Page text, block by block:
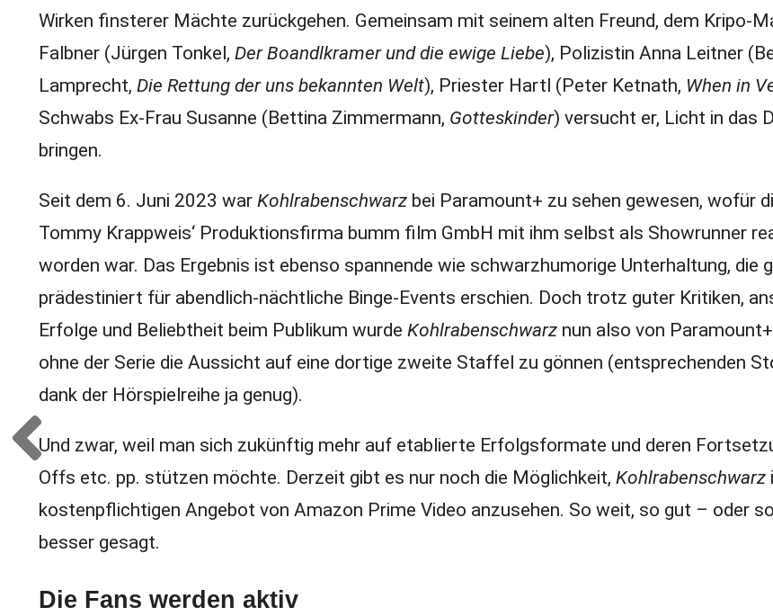
Wirken finsterer Mächte zurückgehen. Gemeinsam mit seinem alten Freund, dem Kripo-
Falbner (Jürgen Tonkel, Der Boandlkramer und die ewige Liebe), Polizistin Anna Leitner
Lamprecht, Die Rettung der uns bekannten Welt), Priester Hartl (Peter Ketnath, When in
Schwabs Ex-Frau Susanne (Bettina Zimmermann, Gotteskinder) versucht er, Licht in das
bringen.
Seit dem 6. Juni 2023 war Kohlrabenschwarz bei Paramount+ zu sehen gewesen, wofür
Tommy Krappweis‘ Produktionsfirma bumm film GmbH mit ihm selbst als Showrunner
worden war. Das Ergebnis ist ebenso spannende wie schwarzhumorige Unterhaltung, die
prädestiniert für abendlich-nächtliche Binge-Events erschien. Doch trotz guter Kritiken,
Erfolge und Beliebtheit beim Publikum wurde Kohlrabenschwarz nun also von
ohne der Serie die Aussicht auf eine dortige zweite Staffel zu gönnen (entsprechenden
dank der Hörspielreihe ja genug).
Und zwar, weil man sich zukünftig mehr auf etablierte Erfolgsformate und deren
Offs etc. pp. stützen möchte. Derzeit gibt es nur noch die Möglichkeit, Kohlrabenschwarz
kostenpflichtigen Angebot von Amazon Prime Video anzusehen. So weit, so gut – oder
besser gesagt.
Die Fans werden aktiv